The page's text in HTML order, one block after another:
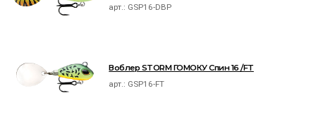
арт.: GSP16-DBP
Воблер STORM ГОМОКУ Спин 16 /FT
арт.: GSP16-FT